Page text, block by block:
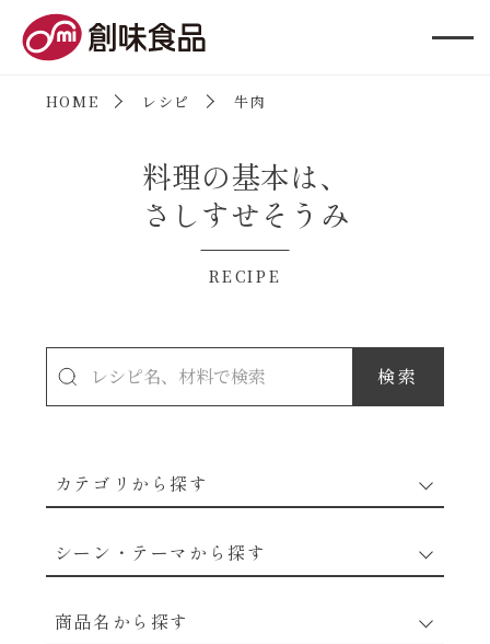
HOME レシピ 牛肉
料理の基本は、
さしすせそうみ
RECIPE
カテゴリから探す
シーン・テーマから探す
商品名から探す